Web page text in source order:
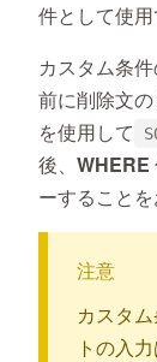
件として使用
カスタム条
前に削除文
を使用して
後、WHERE
ーすることを
注意
カスタ
トの入